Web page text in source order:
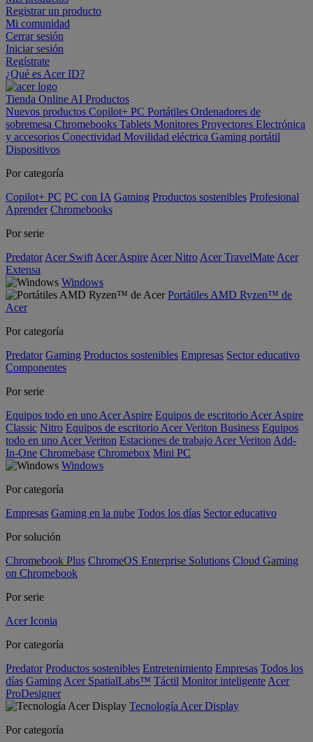
Registrar un producto
Mi comunidad
Cerrar sesión
Iniciar sesión
Regístrate
¿Qué es Acer ID?
Tienda Online AI Productos
Nuevos productos Copilot+ PC Portátiles Ordenadores de
sobremesa Chromebooks Tablets Monitores Proyectores Electrónica
y accesorios Conectividad Movilidad eléctrica Gaming portátil
Dispositivos
Por categoría
Copilot+ PC PC con IA Gaming Productos sostenibles Profesional
Aprender Chromebooks
Por serie
Predator Acer Swift Acer Aspire Acer Nitro Acer TravelMate Acer
Extensa
Windows
Portátiles AMD Ryzen™ de
Acer
Por categoría
Predator Gaming Productos sostenibles Empresas Sector educativo
Componentes
Por serie
Equipos todo en uno Acer Aspire Equipos de escritorio Acer Aspire
Classic Nitro Equipos de escritorio Acer Veriton Business Equipos
todo en uno Acer Veriton Estaciones de trabajo Acer Veriton Add-
In-One Chromebase Chromebox Mini PC
Windows
Por categoría
Empresas Gaming en la nube Todos los días Sector educativo
Por solución
Chromebook Plus ChromeOS Enterprise Solutions Cloud Gaming
on Chromebook
Por serie
Acer Iconia
Por categoría
Predator Productos sostenibles Entretenimiento Empresas Todos los
días Gaming Acer SpatialLabs™ Táctil Monitor inteligente Acer
ProDesigner
Tecnología Acer Display
Por categoría